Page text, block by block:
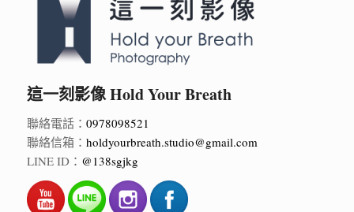
這一刻影像 Hold Your Breath
聯絡電話： 0978098521
聯絡信箱： holdyourbreath.studio@gmail.com
LINE ID： @138sgjkg